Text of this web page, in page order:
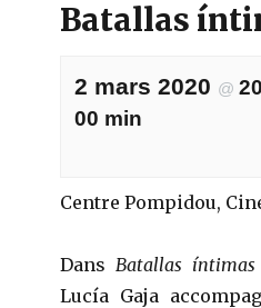
Batallas
2 mars 2020 @
00 min
Centre Pompidou,
DansBatallas íntimas
Lucía Gaja